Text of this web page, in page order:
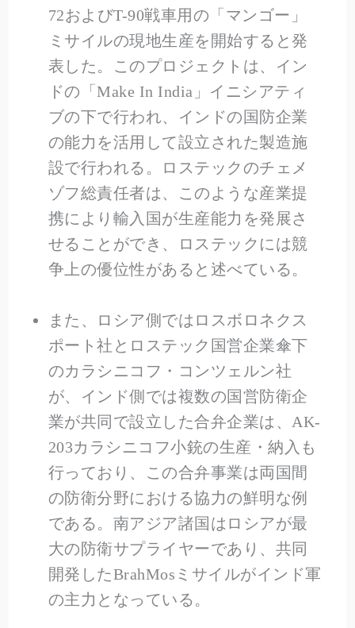
72およびT-90戦車用の「マンゴー」
ミサイルの現地生産を開始すると発
表した。このプロジェクトは、イン
ドの「Make In India」イニシアティ
ブの下で行われ、インドの国防企業
の能力を活用して設立された製造施
設で行われる。ロステックのチェメ
ゾフ総責任者は、このような産業提
携により輸入国が生産能力を発展さ
せることができ、ロステックには競
争上の優位性があると述べている。
また、ロシア側ではロスボロネクス
ポート社とロステック国営企業傘下
のカラシニコフ・コンツェルン社
が、インド側では複数の国営防衛企
業が共同で設立した合弁企業は、AK-
203カラシニコフ小銃の生産・納入も
行っており、この合弁事業は両国間
の防衛分野における協力の鮮明な例
である。南アジア諸国はロシアが最
大の防衛サプライヤーであり、共同
開発したBrahMosミサイルがインド軍
の主力となっている。